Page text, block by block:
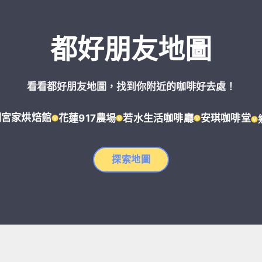
都好朋友地圖
看看都好朋友地圖，找到你附近的咖啡好去處！
家烘焙館 花蓮917農場 若水生活咖啡廳 安琪咖啡堂
探索地圖